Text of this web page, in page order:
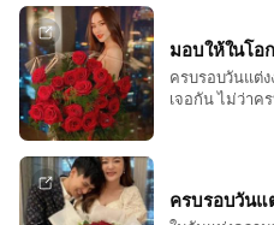
มอบให้ในโอ
ครบรอบวันแต่
เจอกัน ไม่ว่าค
ครบรอบวันแ